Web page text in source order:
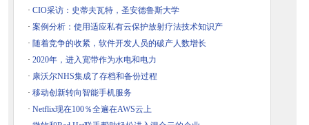
· CIO采访：史蒂夫瓦特，圣安德鲁斯大学
· 案例分析：使用适应私有云保护放射疗法技术知识产
· 随着竞争的收紧，软件开发人员的破产人数增长
· 2020年，进入宽带作为水电和电力
· 康沃尔NHS集成了存档和备份过程
· 移动创新转向智能手机服务
· Netflix现在100％全遍在AWS云上